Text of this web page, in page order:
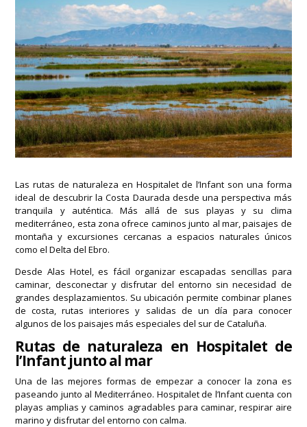
Las rutas de naturaleza en Hospitalet de l’Infant son una forma
ideal de descubrir la Costa Daurada desde una perspectiva más
tranquila y auténtica. Más allá de sus playas y su clima
mediterráneo, esta zona ofrece caminos junto al mar, paisajes de
montaña y excursiones cercanas a espacios naturales únicos
como el Delta del Ebro.
Desde Alas Hotel, es fácil organizar escapadas sencillas para
caminar, desconectar y disfrutar del entorno sin necesidad de
grandes desplazamientos. Su ubicación permite combinar planes
de costa, rutas interiores y salidas de un día para conocer
algunos de los paisajes más especiales del sur de Cataluña.
Rutas de naturaleza en Hospitalet de
l’Infant junto al mar
Una de las mejores formas de empezar a conocer la zona es
paseando junto al Mediterráneo. Hospitalet de l’Infant cuenta con
playas amplias y caminos agradables para caminar, respirar aire
marino y disfrutar del entorno con calma.